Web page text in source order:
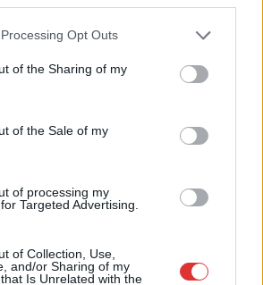
website/app uses one or more Google
or usage behaviour. You may click to
to Google and its third-party tags to
specified purposes in below Google
Opt Outs
of the Sharing of my
of the Sale of my
of processing my
Targeted Advertising.
of Collection, Use,
and/or Sharing of my
Is Unrelated with the
Adja